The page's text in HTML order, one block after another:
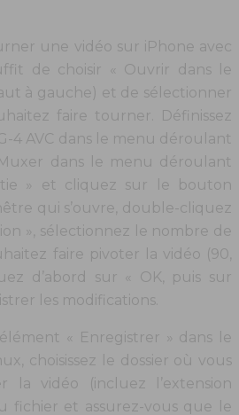
une vidéo sur iPhone avec
de choisir « Ouvrir dans le
à gauche) et de sélectionner
faire tourner. Définissez
4 AVC dans le menu déroulant
dans le menu déroulant
» et cliquez sur le bouton
qui s’ouvre, double-cliquez
», sélectionnez le nombre de
faire pivoter la vidéo (90,
d’abord sur « OK, puis sur
les modifications.
« Enregistrer » dans le
choisissez le dossier où vous
la vidéo (incluez l’extension
fichier et assurez-vous que le